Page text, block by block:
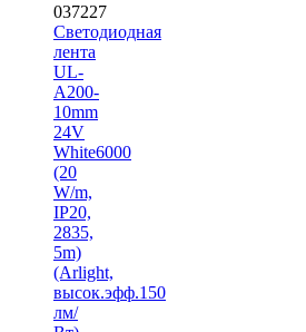
037227
Светодиодная
лента
UL-
A200-
10mm
24V
White6000
(20
W/m,
IP20,
2835,
5m)
(Arlight,
высок.эфф.150
лм/